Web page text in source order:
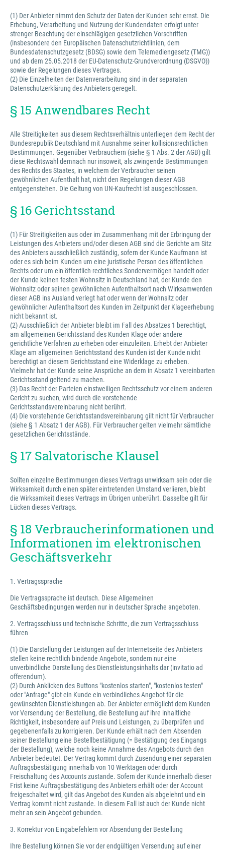
(1) Der Anbieter nimmt den Schutz der Daten der Kunden sehr ernst. Die
Erhebung, Verarbeitung und Nutzung der Kundendaten erfolgt unter
strenger Beachtung der einschlägigen gesetzlichen Vorschriften
(insbesondere den Europäischen Datenschutzrichtlinien, dem
Bundesdatenschutzgesetz (BDSG) sowie dem Telemediengesetz (TMG))
und ab dem 25.05.2018 der EU-Datenschutz-Grundverordnung (DSGVO))
sowie der Regelungen dieses Vertrages.
(2) Die Einzelheiten der Datenverarbeitung sind in der separaten
Datenschutzerklärung des Anbieters geregelt.
§ 15 Anwendbares Recht
Alle Streitigkeiten aus diesem Rechtsverhältnis unterliegen dem Recht der
Bundesrepublik Deutschland mit Ausnahme seiner kollisionsrechtlichen
Bestimmungen. Gegenüber Verbrauchern (siehe § 1 Abs. 2 der AGB) gilt
diese Rechtswahl demnach nur insoweit, als zwingende Bestimmungen
des Rechts des Staates, in welchem der Verbraucher seinen
gewöhnlichen Aufenthalt hat, nicht den Regelungen dieser AGB
entgegenstehen. Die Geltung von UN-Kaufrecht ist ausgeschlossen.
§ 16 Gerichtsstand
(1) Für Streitigkeiten aus oder im Zusammenhang mit der Erbringung der
Leistungen des Anbieters und/oder diesen AGB sind die Gerichte am Sitz
des Anbieters ausschließlich zuständig, sofern der Kunde Kaufmann ist
oder es sich beim Kunden um eine juristische Person des öffentlichen
Rechts oder um ein öffentlich-rechtliches Sondervermögen handelt oder
der Kunde keinen festen Wohnsitz in Deutschland hat, der Kunde den
Wohnsitz oder seinen gewöhnlichen Aufenthaltsort nach Wirksamwerden
dieser AGB ins Ausland verlegt hat oder wenn der Wohnsitz oder
gewöhnlicher Aufenthaltsort des Kunden im Zeitpunkt der Klageerhebung
nicht bekannt ist.
(2) Ausschließlich der Anbieter bleibt im Fall des Absatzes 1 berechtigt,
am allgemeinen Gerichtsstand des Kunden Klage oder andere
gerichtliche Verfahren zu erheben oder einzuleiten. Erhebt der Anbieter
Klage am allgemeinen Gerichtsstand des Kunden ist der Kunde nicht
berechtigt an diesem Gerichtsstand eine Widerklage zu erheben.
Vielmehr hat der Kunde seine Ansprüche an dem in Absatz 1 vereinbarten
Gerichtsstand geltend zu machen.
(3) Das Recht der Parteien einstweiligen Rechtsschutz vor einem anderen
Gericht zu suchen, wird durch die vorstehende
Gerichtsstandsvereinbarung nicht berührt.
(4) Die vorstehende Gerichtsstandsvereinbarung gilt nicht für Verbraucher
(siehe § 1 Absatz 1 der AGB). Für Verbraucher gelten vielmehr sämtliche
gesetzlichen Gerichtsstände.
§ 17 Salvatorische Klausel
Sollten einzelne Bestimmungen dieses Vertrags unwirksam sein oder die
Wirksamkeit durch einen später eintretenden Umstand verlieren, bleibt
die Wirksamkeit dieses Vertrags im Übrigen unberührt. Dasselbe gilt für
Lücken dieses Vertrags.
§ 18 Verbraucherinformationen und
Informationen im elektronischen
Geschäftsverkehr
1. Vertragssprache
Die Vertragssprache ist deutsch. Diese Allgemeinen
Geschäftsbedingungen werden nur in deutscher Sprache angeboten.
2. Vertragsschluss und technische Schritte, die zum Vertragsschluss
führen
(1) Die Darstellung der Leistungen auf der Internetseite des Anbieters
stellen keine rechtlich bindende Angebote, sondern nur eine
unverbindliche Darstellung des Dienstleistungsinhalts dar (invitatio ad
offerendum).
(2) Durch Anklicken des Buttons "kostenlos starten", "kostenlos testen"
oder "Anfrage" gibt ein Kunde ein verbindliches Angebot für die
gewünschten Dienstleistungen ab. Der Anbieter ermöglicht dem Kunden
vor Versendung der Bestellung, die Bestellung auf ihre inhaltliche
Richtigkeit, insbesondere auf Preis und Leistungen, zu überprüfen und
gegebenenfalls zu korrigieren. Der Kunde erhält nach dem Absenden
seiner Bestellung eine Bestellbestätigung (= Bestätigung des Eingangs
der Bestellung), welche noch keine Annahme des Angebots durch den
Anbieter bedeutet. Der Vertrag kommt durch Zusendung einer separaten
Auftragsbestätigung innerhalb von 10 Werktagen oder durch
Freischaltung des Accounts zustande. Sofern der Kunde innerhalb dieser
Frist keine Auftragsbestätigung des Anbieters erhält oder der Account
freigeschaltet wird, gilt das Angebot des Kunden als abgelehnt und ein
Vertrag kommt nicht zustande. In diesem Fall ist auch der Kunde nicht
mehr an sein Angebot gebunden.
3. Korrektur von Eingabefehlern vor Absendung der Bestellung
Ihre Bestellung können Sie vor der endgültigen Versendung auf einer